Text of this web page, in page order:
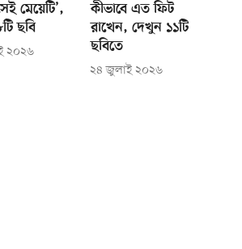
মেয়েটি’,
ছবি
২০২৬
কীভাবে এত ফিট
রাখেন, দেখুন ১১টি
ছবিতে
২৪ জুলাই ২০২৬